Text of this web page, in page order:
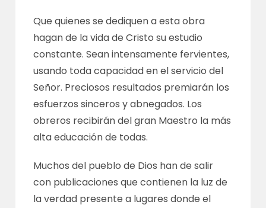
Que quienes se dediquen a esta obra
hagan de la vida de Cristo su estudio
constante. Sean intensamente fervientes,
usando toda capacidad en el servicio del
Señor. Preciosos resultados premiarán los
esfuerzos sinceros y abnegados. Los
obreros recibirán del gran Maestro la más
alta educación de todas.
Muchos del pueblo de Dios han de salir
con publicaciones que contienen la luz de
la verdad presente a lugares donde el